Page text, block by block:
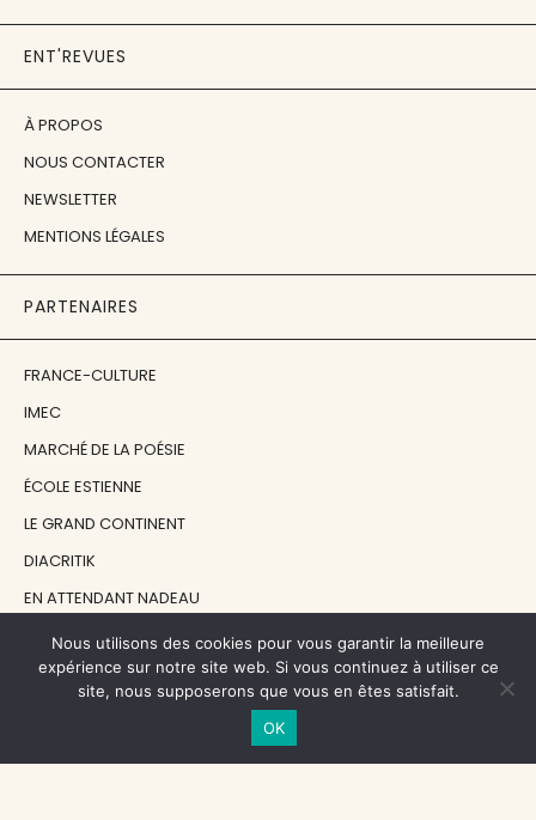
ENT'REVUES
À PROPOS
NOUS CONTACTER
NEWSLETTER
MENTIONS LÉGALES
PARTENAIRES
FRANCE-CULTURE
IMEC
MARCHÉ DE LA POÉSIE
ÉCOLE ESTIENNE
LE GRAND CONTINENT
DIACRITIK
EN ATTENDANT NADEAU
NOS SOUTIENS
Nous utilisons des cookies pour vous garantir la meilleure
expérience sur notre site web. Si vous continuez à utiliser ce
site, nous supposerons que vous en êtes satisfait.
OK